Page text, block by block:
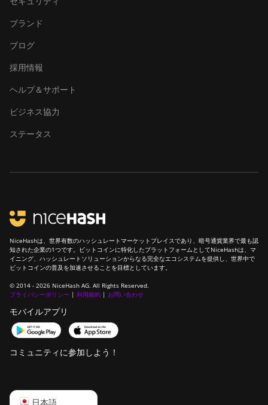
ブランド
ブログ
採用情報
ヘルプ＆サポート
ビジネス協力
ステータス
NiceHashは、世界有数のハッシュレートマーケットプレイスであり、暗号通貨業界で最も認
知された企業の1つです。ビットコインに特化したプラットフォームとしてNiceHashは、マ
イニング、ハッシュレートソリューションからなる完全なエコシステムを提供し、世界中で
ビットコインの普及を加速させることを目標としています。
© 2014 - 2026 NiceHash AG. All Rights Reserved.
プライバシーポリシー | 利用規約 | お問い合わせ
モバイルアプリ
コミュニティに参加しよう！
日本語
English